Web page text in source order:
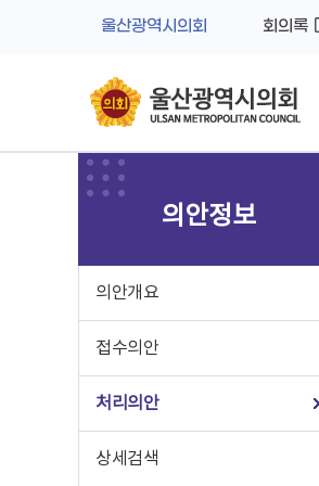
울산광역시의회 회의록
의안정보
의안개요
접수의안
처리의안
상세검색